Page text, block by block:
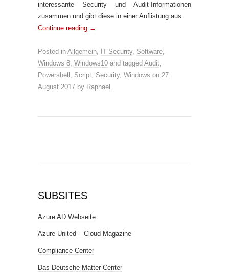
interessante Security und Audit-Informationen
zusammen und gibt diese in einer Auflistung aus.
Continue reading →
Posted in Allgemein, IT-Security, Software,
Windows 8, Windows10 and tagged Audit,
Powershell , Script, Security, Windows on 27.
August 2017 by Raphael .
SUBSITES
Azure AD Webseite
Azure United – Cloud Magazine
Compliance Center
Das Deutsche Matter Center